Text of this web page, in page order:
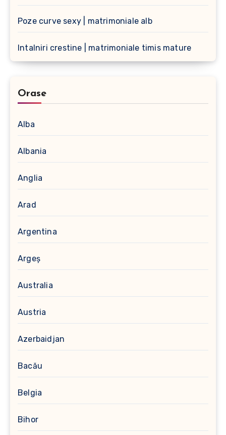
Poze curve sexy | matrimoniale alb
Intalniri crestine | matrimoniale timis mature
Orase
Alba
Albania
Anglia
Arad
Argentina
Argeș
Australia
Austria
Azerbaidjan
Bacău
Belgia
Bihor